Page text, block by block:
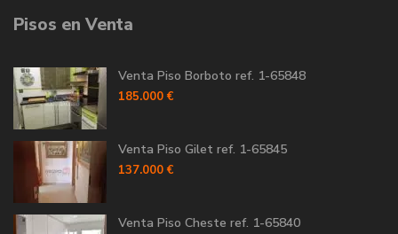
Pisos en Venta
Venta Piso Borboto ref. 1-65848
185.000 €
Venta Piso Gilet ref. 1-65845
137.000 €
Venta Piso Cheste ref. 1-65840